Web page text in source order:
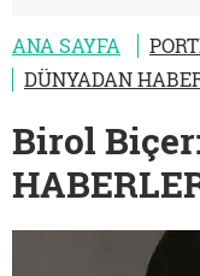
ANA SAYFA
DÜNYADAN
Birol